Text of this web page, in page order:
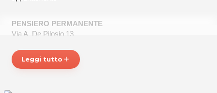
PENSIERO PERMANENTE
Via A. De Pilosio,13
Tel.0432854890
P.IVA02455000303
Leggi tutto add